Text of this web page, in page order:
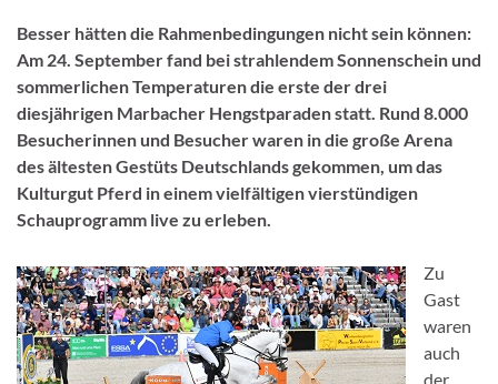
Besser hätten die Rahmenbedingungen nicht sein können:
Am 24. September fand bei strahlendem Sonnenschein und
sommerlichen Temperaturen die erste der drei
diesjährigen Marbacher Hengstparaden statt. Rund 8.000
Besucherinnen und Besucher waren in die große Arena
des ältesten Gestüts Deutschlands gekommen, um das
Kulturgut Pferd in einem vielfältigen vierstündigen
Schauprogramm live zu erleben.
Zu
Gast
waren
auch
der